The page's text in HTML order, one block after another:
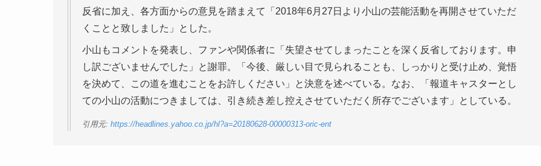
反省に加え、各方面からの意見を踏まえて「2018年6月27日より小山の芸能活動を再開させていただ
くことと致しました」とした。
小山もコメントを発表し、ファンや関係者に「失望させてしまったことを深く反省しております。申
し訳ございませんでした」と謝罪。「今後、厳しい目で見られることも、しっかりと受け止め、覚悟
を決めて、この道を進むことをお許しください」と決意を述べている。なお、「報道キャスターとし
ての小山の活動につきましては、引き続き差し控えさせていただく所存でございます」としている。
引用元: https://headlines.yahoo.co.jp/hl?a=20180628-00000313-oric-ent